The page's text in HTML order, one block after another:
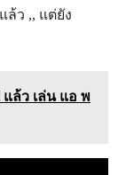
ล้ว ,, แต่ยัง
แล้ว เล่น แอ พ